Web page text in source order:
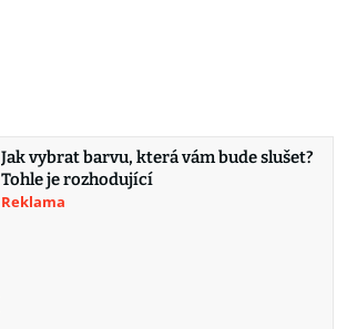
Jak vybrat barvu, která vám bude slušet?
Tohle je rozhodující
Reklama